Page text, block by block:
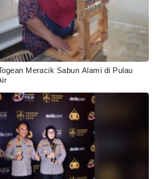
Meracik Sabun Alami di Pulau